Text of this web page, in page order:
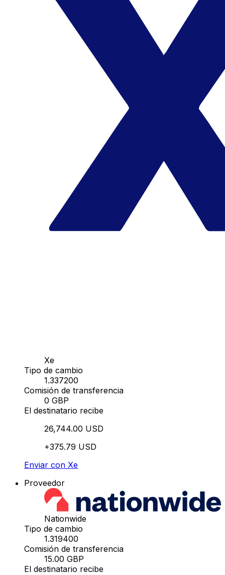
Xe
Tipo de cambio
1.337200
Comisión de transferencia
0 GBP
El destinatario recibe
26,744.00 USD
+375.79 USD
Enviar con Xe
Proveedor
Nationwide
Tipo de cambio
1.319400
Comisión de transferencia
15.00 GBP
El destinatario recibe